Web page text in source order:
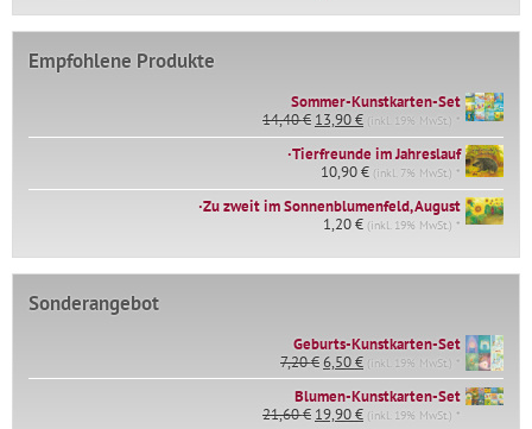
Empfohlene Produkte
Sommer-Kunstkarten-Set
14,40€ Ursprünglicher
Preis
war:
14,40 €
13,90€Aktueller
Preis
ist:
13,90 €.
(inkl. 19% MwSt.) *
∙Tierfreunde im Jahreslauf
10,90€ (inkl. 7% MwSt.) *
∙Zu zweit im Sonnenblumenfeld, August
1,20€ (inkl. 19% MwSt.) *
Sonderangebot
Geburts-Kunstkarten-Set
7,20€Ursprünglicher
Preis
war:
7,20 €
6,50€Aktueller
Preis
ist:
6,50 €.
(inkl. 19% MwSt.) *
Blumen-Kunstkarten-Set
21,60€ Ursprünglicher
19,90€Aktueller
(inkl. 19% MwSt.) *